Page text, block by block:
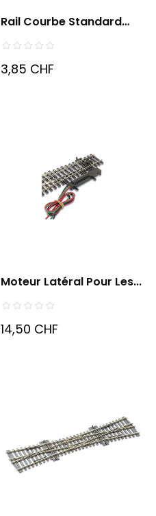
Rail Courbe Standard
Rayon...
3,85 CHF
Moteur Latéral Pour Les...
14,50 CHF